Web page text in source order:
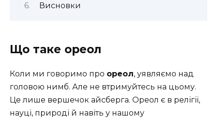
Висновки
Що таке ореол
Коли ми говоримо про ореол, уявляємо над
головою нимб. Але не втримуйтесь на цьому.
Це лише вершечок айсберга. Ореол є в релігії,
науці, природі й навіть у нашому